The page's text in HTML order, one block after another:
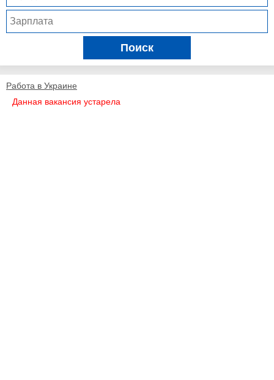
Поиск
Работа в Украине
Данная вакансия устарела